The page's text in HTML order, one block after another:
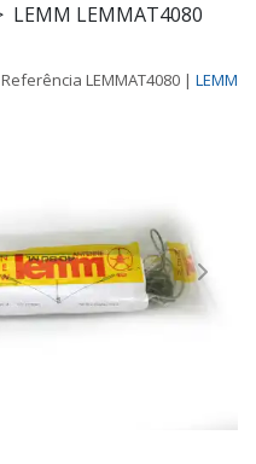
LEMM LEMMAT4080
Referência LEMMAT4080 | LEMM
Next